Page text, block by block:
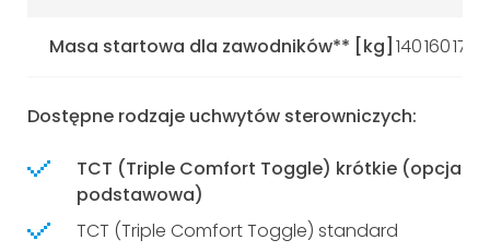
Masa startowa dla zawodników** [kg] 140160170
Dostępne rodzaje uchwytów sterowniczych:
TCT (Triple Comfort Toggle) krótkie (opcja
podstawowa)
TCT (Triple Comfort Toggle) standard